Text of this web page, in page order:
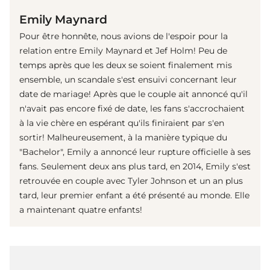
Emily Maynard
Pour être honnête, nous avions de l'espoir pour la
relation entre Emily Maynard et Jef Holm! Peu de
temps après que les deux se soient finalement mis
ensemble, un scandale s'est ensuivi concernant leur
date de mariage! Après que le couple ait annoncé qu'il
n'avait pas encore fixé de date, les fans s'accrochaient
à la vie chère en espérant qu'ils finiraient par s'en
sortir! Malheureusement, à la manière typique du
"Bachelor", Emily a annoncé leur rupture officielle à ses
fans. Seulement deux ans plus tard, en 2014, Emily s'est
retrouvée en couple avec Tyler Johnson et un an plus
tard, leur premier enfant a été présenté au monde. Elle
a maintenant quatre enfants!